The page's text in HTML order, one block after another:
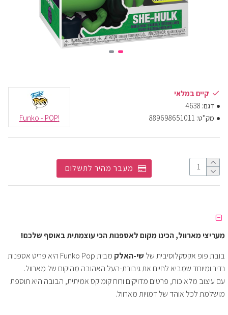
קיים במלאי
דגם: 4638
מק"ט: 889698651011
!Funko - POP
מעבר מהיר לתשלום
מעריצי מארוול, הכינו מקום לאספנות הכי עוצמתית באוסף שלכם!
בובת פופ אקסקלוסיבית של שי-האלק
מבית Funko Pop היא פריט אספנות
נדיר ומיוחד שמביא לחיים את גיבורת-העל האהובה מהיקום של מארוול.
עם עיצוב מלא כוח, פרטים מדויקים ורוח קומיקס אמיתית, הבובה היא תוספת
מושלמת לכל אוהד של דמויות מארוול.